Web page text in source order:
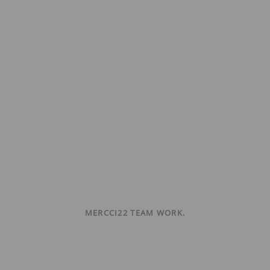
MERCCI22 TEAM WORK.